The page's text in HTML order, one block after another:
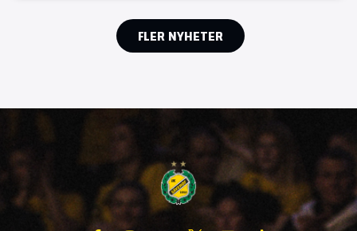
FLER NYHETER